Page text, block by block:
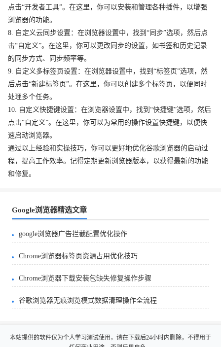
点击“开发者工具”。在这里，你可以安装和管理各种插件，以增强
浏览器的功能。
8. 自定义云同步设置：在浏览器设置中，找到“同步”选项，然后点
击“自定义”。在这里，你可以更改同步的设置，如书签和历史记录
的同步方式、同步频率等。
9. 自定义多标签页设置：在浏览器设置中，找到“标签页”选项，然
后点击“新建标签页”。在这里，你可以创建多个标签页，以便同时
处理多个任务。
10. 自定义快捷键设置：在浏览器设置中，找到“快捷键”选项，然后
点击“自定义”。在这里，你可以为常用的操作设置快捷键，以便快
速启动浏览器。
通过以上经验和实操技巧，你可以更好地优化谷歌浏览器的启动过
程，提高工作效率。记得定期更新浏览器版本，以获得最新的功能
和修复。
Google浏览器精选文章
google浏览器广告拦截配置优化操作
Chrome浏览器标签页资源占用优化技巧
Chrome浏览器下载安装包缺失修复操作步骤
谷歌浏览器无痕浏览模式数据清理操作全流程
本站提供的软件仅为个人学习测试使用，请在下载后24小时内删除，不得用于